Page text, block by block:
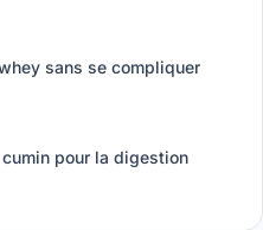
sans se compliquer
pour la digestion